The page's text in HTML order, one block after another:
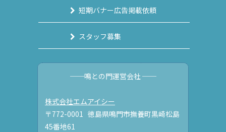
短期バナー広告掲載依頼
スタッフ募集
──鳴との門運営会社 ──
株式会社エムアイシー
〒772-0001 徳島県鳴門市撫養町黒崎松島
45番地61